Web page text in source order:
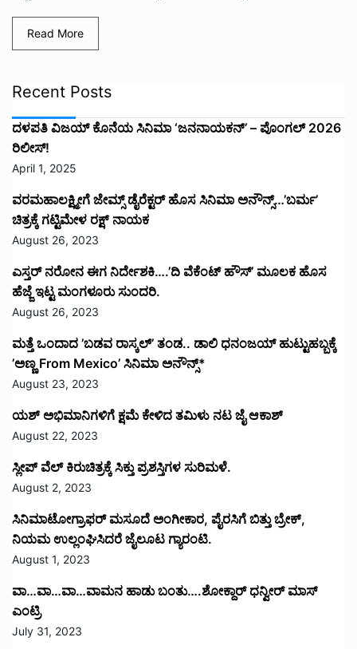
Read More
Recent Posts
ದಳಪತಿ ವಿಜಯ್‌ ಕೊನೆಯ ಸಿನಿಮಾ ‘ಜನನಾಯಕನ್’ – ಪೊಂಗಲ್ 2026
ರಿಲೀಸ್!
April 1, 2025
ವರಮಹಾಲಕ್ಷ್ಮೀಗೆ ಜೇಮ್ಸ್ ಡೈರೆಕ್ಟರ್ ಹೊಸ ಸಿನಿಮಾ ಅನೌನ್ಸ್…’ಬರ್ಮ’
ಚಿತ್ರಕ್ಕೆ ಗಟ್ಟಿಮೇಳ ರಕ್ಷ್ ನಾಯಕ
August 26, 2023
ಎಸ್ತರ್ ನರೋನ ಈಗ ನಿರ್ದೇಶಕಿ….’ದಿ ವೆಕೆಂಟ್ ಹೌಸ್‌’‌ ಮೂಲಕ ಹೊಸ
ಹೆಜ್ಜೆ ಇಟ್ಟ ಮಂಗಳೂರು ಸುಂದರಿ.
August 26, 2023
ಮತ್ತೆ ಒಂದಾದ ’ಬಡವ ರಾಸ್ಕಲ್’ ತಂಡ.. ಡಾಲಿ ಧನಂಜಯ್ ಹುಟ್ಟುಹಬ್ಬಕ್ಕೆ
’ಅಣ್ಣ From Mexico’ ಸಿನಿಮಾ ಅನೌನ್ಸ್*
August 23, 2023
ಯಶ್ ಅಭಿಮಾನಿಗಳಿಗೆ ಕ್ಷಮೆ ಕೇಳಿದ ತಮಿಳು ನಟ ಜೈ ಆಕಾಶ್
August 22, 2023
ಸ್ಲೀಪ್ ವೆಲ್ ಕಿರುಚಿತ್ರಕ್ಕೆ ಸಿಕ್ತು ಪ್ರಶಸ್ತಿಗಳ ಸುರಿಮಳೆ.
August 2, 2023
ಸಿನಿಮಾಟೋಗ್ರಾಫರ್ ಮಸೂದೆ ಅಂಗೀಕಾರ, ಪೈರಸಿಗೆ ಬಿತ್ತು ಬ್ರೇಕ್,
ನಿಯಮ ಉಲ್ಲಂಘಿಸಿದರೆ ಜೈಲೂಟ ಗ್ಯಾರಂಟಿ.
August 1, 2023
ವಾ…ವಾ…ವಾ…ವಾಮನ ಹಾಡು ಬಂತು….ಶೋಕ್ದಾರ್ ಧನ್ವೀರ್ ಮಾಸ್
ಎಂಟ್ರಿ
July 31, 2023